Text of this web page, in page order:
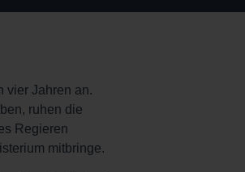
vier Jahren an.
ruhen die
Regieren
mitbringe.